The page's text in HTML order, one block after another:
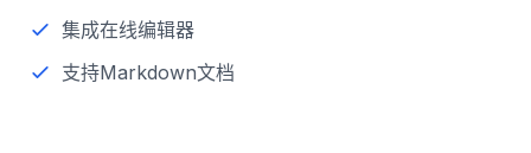
集成在线编辑器
支持Markdown文档